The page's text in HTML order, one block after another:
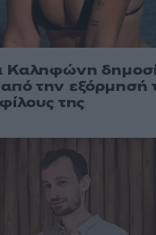
Καληφώνη
την εξόρμησή
της